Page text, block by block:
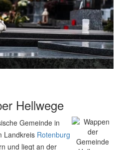
Hellwege
Gemeinde in
Landkreis Rotenburg
und liegt an der